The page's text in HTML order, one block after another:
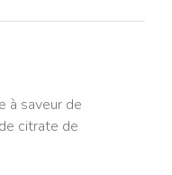
à saveur de
citrate de